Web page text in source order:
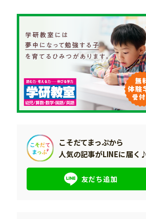
こそだてまっぷから
人気の記事がLINEに届く♪
友だち追加